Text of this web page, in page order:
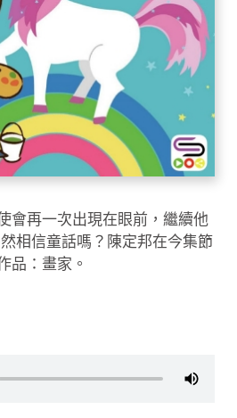
會再一次出現在眼前，繼續他
相信童話嗎？陳定邦在今集節
品：畫家。